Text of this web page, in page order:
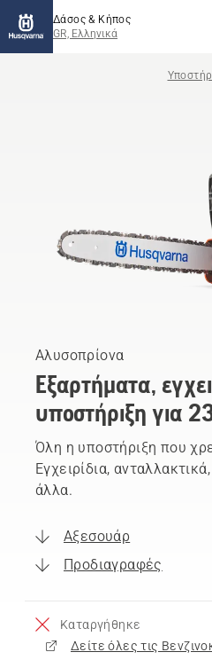
Δάσος & Κήπος
GR, Ελληνικά
Αλυσοπρίονα
Εξαρτήματα,
υποστήριξη για
Όλη η υποστήριξη που
Εγχειρίδια,
άλλα.
Αξεσουάρ
Προδιαγραφές
Καταργήθηκε